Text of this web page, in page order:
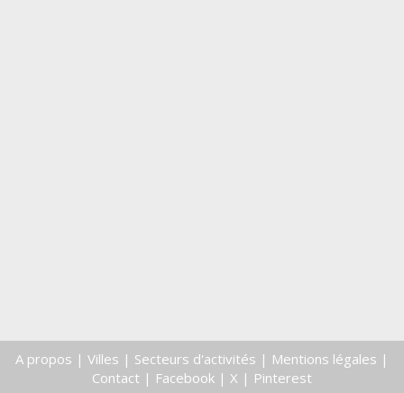
A propos | Villes | Secteurs d'activités | Mentions légales |
Contact | Facebook | X | Pinterest